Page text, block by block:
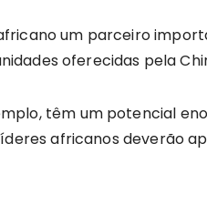
um parceiro
oferecidas pela
têm um potencial
africanos deverão